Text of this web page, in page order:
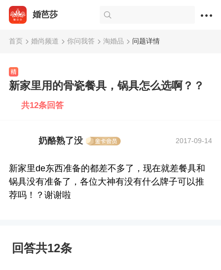
婚芭莎
首页 婚尚频道 你问我答 淘婚品 问题详情
新家里用的骨瓷餐具，锅具怎么选啊？？
共12条回答
奶酪熟了没 2017-09-14
新家里de东西准备的都差不多了，现在就差餐具和
锅具没有准备了，各位大神有没有什么牌子可以推
荐吗！？谢谢啦
回答共12条